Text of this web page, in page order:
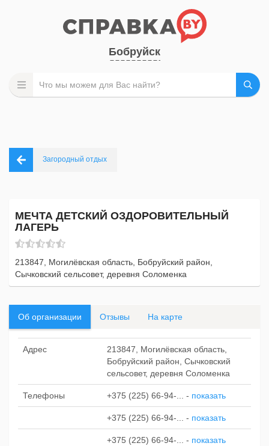
Бобруйск
Загородный отдых
МЕЧТА ДЕТСКИЙ ОЗДОРОВИТЕЛЬНЫЙ
ЛАГЕРЬ
213847, Могилёвская область, Бобруйский район,
Сычковский сельсовет, деревня Соломенка
Об организации Отзывы На карте
Адрес
213847, Могилёвская область,
Бобруйский район, Сычковский
сельсовет, деревня Соломенка
Телефоны +375 (225) 66-94-... - показать
+375 (225) 66-94-... - показать
+375 (225) 66-94-... - показать